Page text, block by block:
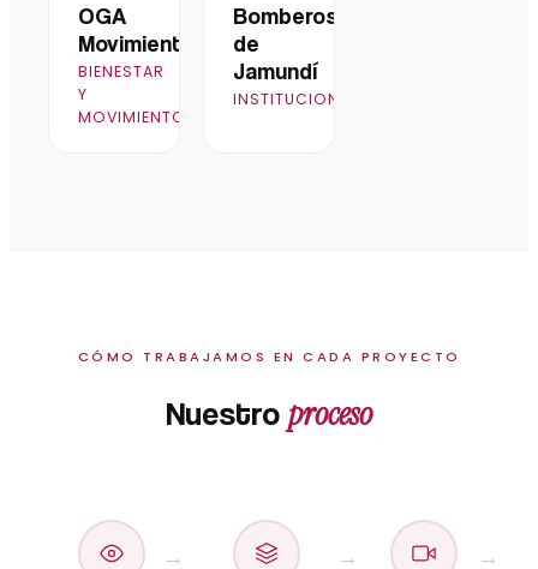
OGA
Movimiento
BIENESTAR
Y
MOVIMIENTO
Bomberos
de
Jamundí
INSTITUCIONAL
CÓMO TRABAJAMOS EN CADA PROYECTO
Nuestro proceso